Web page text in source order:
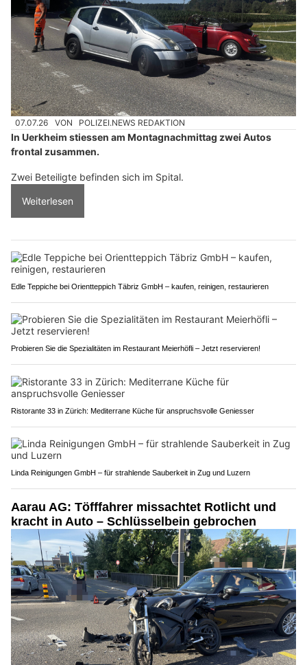
07.07.26 VON POLIZEI.NEWS REDAKTION
In Uerkheim stiessen am Montagnachmittag zwei Autos
frontal zusammen.
Zwei Beteiligte befinden sich im Spital.
Weiterlesen
Edle Teppiche bei Orientteppich Täbriz GmbH – kaufen, reinigen, restaurieren
Probieren Sie die Spezialitäten im Restaurant Meierhöfli – Jetzt reservieren!
Ristorante 33 in Zürich: Mediterrane Küche für anspruchsvolle Geniesser
Linda Reinigungen GmbH – für strahlende Sauberkeit in Zug und Luzern
Aarau AG: Töfffahrer missachtet Rotlicht und
kracht in Auto – Schlüsselbein gebrochen